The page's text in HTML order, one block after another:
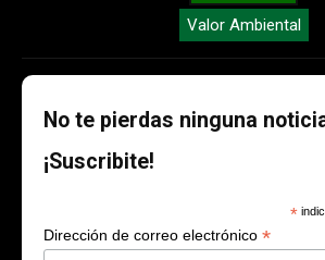
Valor Ambiental
No te pierdas ninguna
¡Suscribite!
*
Dirección de correo electrónico *